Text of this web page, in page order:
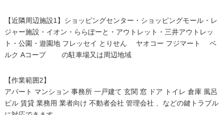
【近隣周辺施設1】ショッピングセンター・ショッピングモール・レ
ジャー施設・イオン・ららぽーと・アウトレット・三井アウトレッ
ト・公園・遊園地 フレッセイ とりせん ヤオコー フジマート ベ
ルク Aコープ の駐車場又は周辺地域
【作業範囲2】
アパート マンション 事務所 一戸建て 玄関 窓 ドア トイレ 倉庫 風呂
ビル 賃貸 業務用 業者向け 不動者会社 管理会社 、などの鍵トラブル